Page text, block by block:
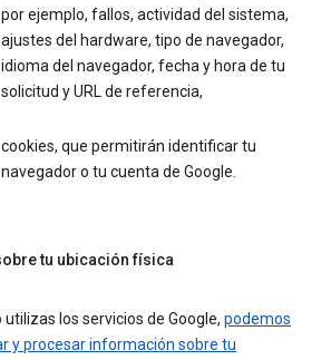
por ejemplo, fallos, actividad del sistema,
ajustes del hardware, tipo de navegador,
idioma del navegador, fecha y hora de tu
solicitud y URL de referencia,
cookies, que permitirán identificar tu
navegador o tu cuenta de Google.
tu ubicación física
utilizas los servicios de Google, podemos
y procesar información sobre tu